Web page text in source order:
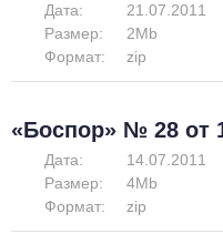
Дата:
21.07.2011
Размер:
2Mb
Формат:
zip
«Боспор» № 28 от
Дата:
14.07.2011
Размер:
4Mb
Формат:
zip